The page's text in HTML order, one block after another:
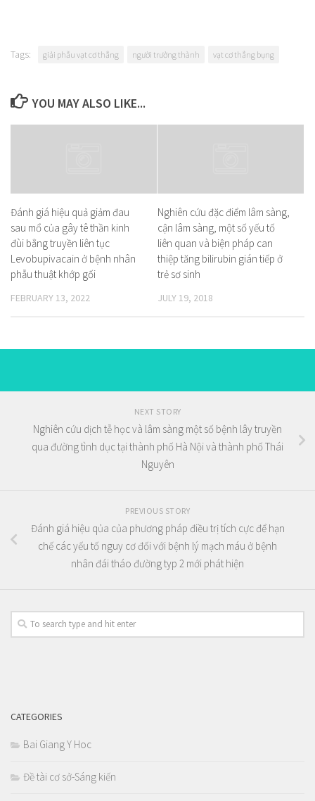
Tags: giải phẫu vạt cơ thẳng người trưởng thành vạt cơ thẳng bụng
YOU MAY ALSO LIKE...
Đánh giá hiệu quả giảm đau
sau mổ của gây tê thần kinh
đùi bằng truyền liên tục
Levobupivacain ở bệnh nhân
phẫu thuật khớp gối
FEBRUARY 13, 2022
Nghiên cứu đặc điểm lâm sàng,
cận lâm sàng, một số yếu tố
liên quan và biện pháp can
thiệp tăng bilirubin gián tiếp ở
trẻ sơ sinh
JULY 19, 2018
NEXT STORY
Nghiên cứu dịch tễ học và lâm sàng một số bệnh lây truyền
qua đường tình dục tại thành phố Hà Nội và thành phố Thái
Nguyên
PREVIOUS STORY
Đánh giá hiệu qủa của phương pháp điều trị tích cực để hạn
chế các yếu tố nguy cơ đối với bệnh lý mạch máu ở bệnh
nhân đái tháo đường typ 2 mới phát hiện
CATEGORIES
Bai Giang Y Hoc
Đề tài cơ sở-Sáng kiến